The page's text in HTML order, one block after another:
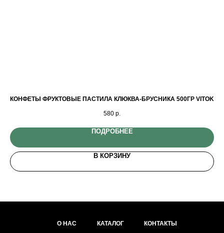
КОНФЕТЫ ФРУКТОВЫЕ ПАСТИЛА КЛЮКВА-БРУСНИКА 500ГР VITOK
580 р.
ПОДРОБНЕЕ
В КОРЗИНУ
О НАС КАТАЛОГ КОНТАКТЫ